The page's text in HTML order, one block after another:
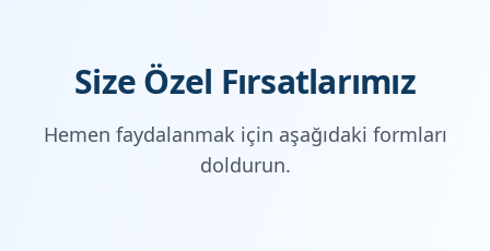
Size Özel Fırsatlarımız
Hemen faydalanmak için aşağıdaki formları
doldurun.